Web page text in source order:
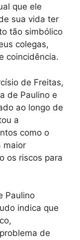
que ele
sua vida ter
tão simbólico
colegas,
coincidência.
de Freitas,
de Paulino e
ao longo de
a
como o
maior
os riscos para
Paulino
indica que
de